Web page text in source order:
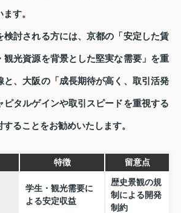
す。
検討される方には、京都の「安定した賃
観光資源を背景とした堅実な需要」を重
と、大阪の「成長期待が高く、取引活発
ピタルゲインや取引スピードを重視する
ることをお勧めいたします。
特徴 留意点
学生・観光需要に
よる安定収益
歴史景観の規
制による開発
制約